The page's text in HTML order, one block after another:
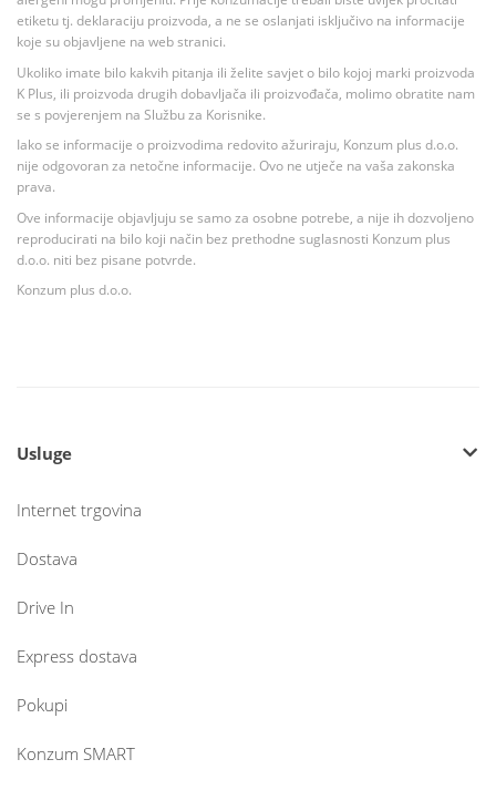
etiketu tj. deklaraciju proizvoda, a ne se oslanjati isključivo na informacije
koje su objavljene na web stranici.
Ukoliko imate bilo kakvih pitanja ili želite savjet o bilo kojoj marki proizvoda
K Plus, ili proizvoda drugih dobavljača ili proizvođača, molimo obratite nam
se s povjerenjem na Službu za Korisnike.
Iako se informacije o proizvodima redovito ažuriraju, Konzum plus d.o.o.
nije odgovoran za netočne informacije. Ovo ne utječe na vaša zakonska
prava.
Ove informacije objavljuju se samo za osobne potrebe, a nije ih dozvoljeno
reproducirati na bilo koji način bez prethodne suglasnosti Konzum plus
d.o.o. niti bez pisane potvrde.
Konzum plus d.o.o.
Usluge
Internet trgovina
Dostava
Drive In
Express dostava
Pokupi
Konzum SMART